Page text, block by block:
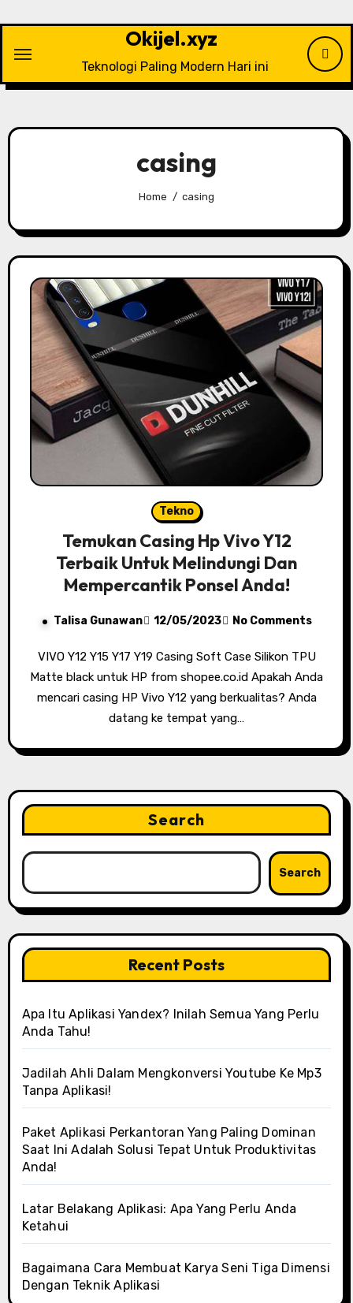
content
Okijel.xyz
Teknologi Paling Modern Hari ini
casing
Home casing
Tekno
Temukan Casing Hp Vivo Y12
Terbaik Untuk Melindungi Dan
Mempercantik Ponsel Anda!
Talisa Gunawan 12/05/2023 No Comments
VIVO Y12 Y15 Y17 Y19 Casing Soft Case Silikon TPU
Matte black untuk HP from shopee.co.id Apakah Anda
mencari casing HP Vivo Y12 yang berkualitas? Anda
datang ke tempat yang…
Search
Search
Recent Posts
Apa Itu Aplikasi Yandex? Inilah Semua Yang Perlu
Anda Tahu!
Jadilah Ahli Dalam Mengkonversi Youtube Ke Mp3
Tanpa Aplikasi!
Paket Aplikasi Perkantoran Yang Paling Dominan
Saat Ini Adalah Solusi Tepat Untuk Produktivitas
Anda!
Latar Belakang Aplikasi: Apa Yang Perlu Anda
Ketahui
Bagaimana Cara Membuat Karya Seni Tiga Dimensi
Dengan Teknik Aplikasi